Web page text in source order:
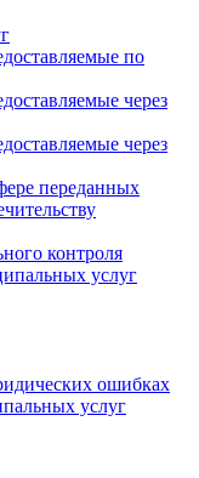
по
через
через
переданных
контроля
услуг
ошибках
услуг